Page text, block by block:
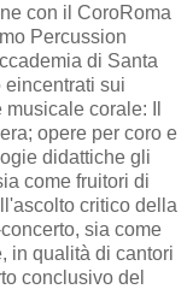
con il CoroRoma
Percussion
di Santa
sui
corale: Il
opere per coro e
didattiche gli
come fruitori di
critico della
sia come
in qualità di cantori
conclusivo del